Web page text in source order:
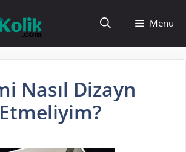
Menu
Nasıl Dizayn
Etmeliyim?